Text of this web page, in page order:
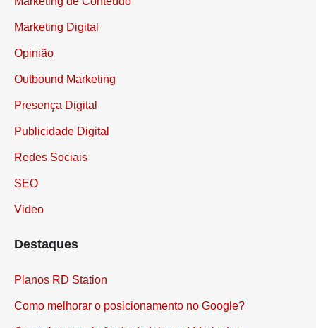
Marketing de Conteúdo
Marketing Digital
Opinião
Outbound Marketing
Presença Digital
Publicidade Digital
Redes Sociais
SEO
Video
Destaques
Planos RD Station
Como melhorar o posicionamento no Google?